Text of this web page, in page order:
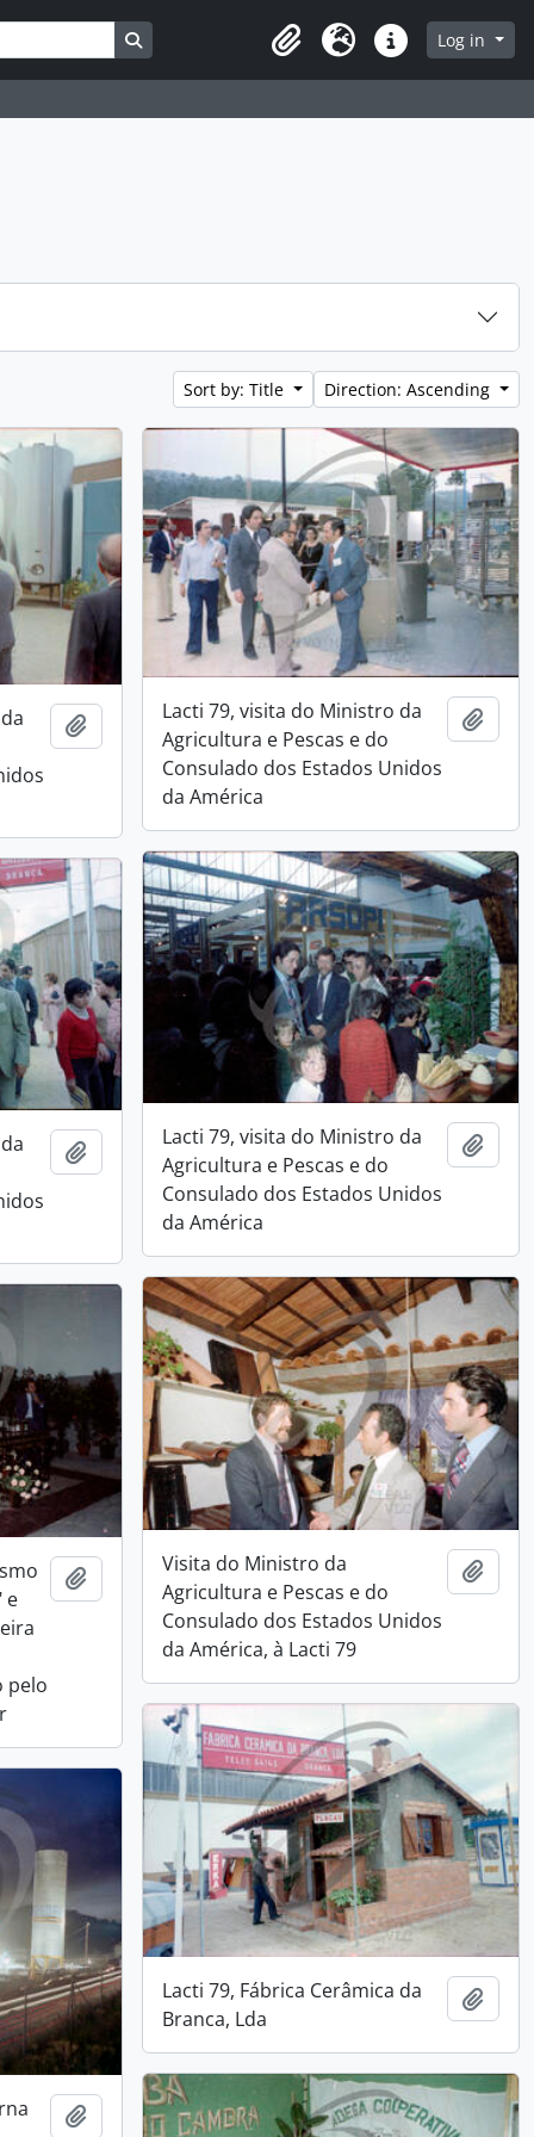
Search in browse page
ClipboardLanguageQuick linksLog in
Sort by: Title Direction: Ascending
Add to clipboard
Lacti 79, visita do Ministro da
Agricultura e Pescas e do
Consulado dos Estados Unidos
da América
Add
Lacti 79, visita do Ministro da
Agricultura e Pescas e do
Consulado dos Estados Unidos
da América
Add
Add to clipboard
Visita do Ministro da
Agricultura e Pescas e do
Consulado dos Estados Unidos
da América, à Lacti 79
Add
e
pelo
Add to clipboard
Lacti 79, Fábrica Cerâmica da
Branca, Lda
Add
Add to clipboard